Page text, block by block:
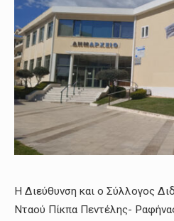
Η Διεύθυνση και ο Σύλλογος
Νταού Πίκπα Πεντέλης-